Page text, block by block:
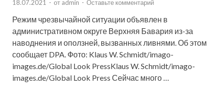
18.07.2021 - от admin - Оставьте комментарий
Режим чрезвычайной ситуации объявлен в
административном округе Верхняя Бавария из-за
наводнения и оползней, вызванных ливнями. Об этом
сообщает DPA. Фото: Klaus W. Schmidt/imago-
images.de/Global Look PressKlaus W. Schmidt/imago-
images.de/Global Look Press Сейчас много …